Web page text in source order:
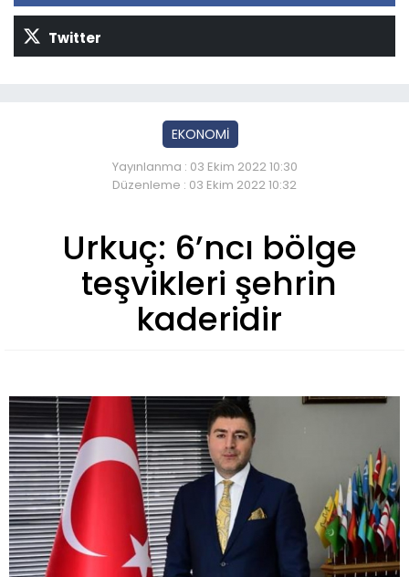
Twitter
EKONOMİ
Yayınlanma : 03 Ekim 2022 10:30
Düzenleme : 03 Ekim 2022 10:32
Urkuç: 6’ncı bölge
teşvikleri şehrin
kaderidir